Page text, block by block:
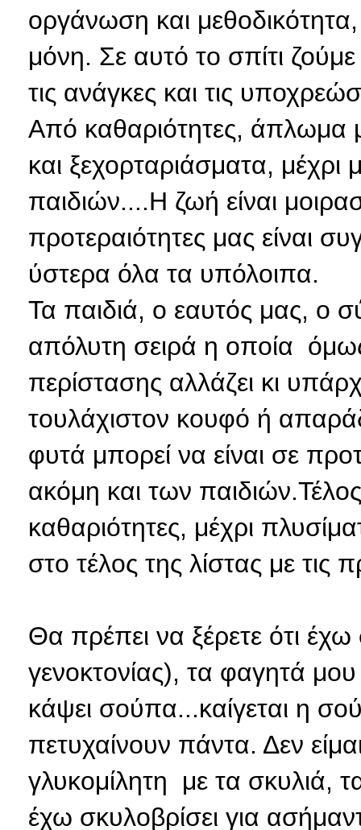
οργάνωση και
μόνη. Σε αυτό το σπίτι
τις ανάγκες και τις
Από καθαριότητες, άπλωμα
και ξεχορταριάσματα,
παιδιών....Η ζωή είναι
προτεραιότητες μας είναι
ύστερα όλα τα υπόλοιπα.
Τα παιδιά, ο εαυτός μας, ο
απόλυτη σειρά η οποία
περίστασης αλλάζει κι
τουλάχιστον κουφό ή
φυτά μπορεί να είναι σε
ακόμη και των
καθαριότητες, μέχρι
στο τέλος της λίστας με τις
Θα πρέπει να ξέρετε ότι
γενοκτονίας), τα φαγητά μου
κάψει σούπα...καίγεται η
πετυχαίνουν πάντα. Δεν
γλυκομίλητη με τα σκυλιά,
έχω σκυλοβρίσει για